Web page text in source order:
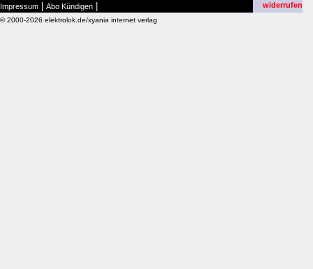
Impressum Abo Kündigen
widerrufen
© 2000-2026 elektrolok.de/xyania internet verlag